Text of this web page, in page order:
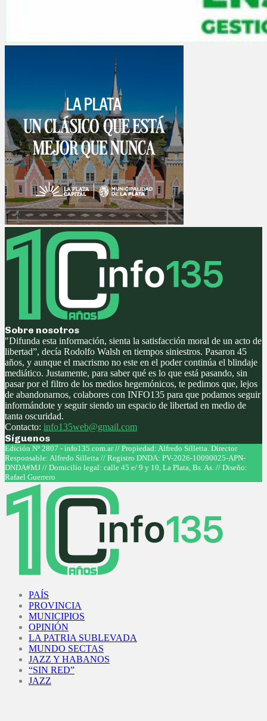
Sobre nosotros
"Difunda esta información, sienta la satisfacción moral de un acto de
libertad”, decía Rodolfo Walsh en tiempos siniestros. Pasaron 45
años, y aunque el macrismo no este en el poder continúa el blindaje
mediático. Justamente, para saber qué es lo que está pasando, sin
pasar por el filtro de los medios hegemónicos, te pedimos que, lejos
de abandonarnos, colabores con INFO135 para que podamos seguir
informándote y seguir siendo un espacio de libertad en medio de
tanta oscuridad.
Contacto: info135web@gmail.com
Síguenos
Facebook
Twitter
Instagram
Youtube
Edición Nº 2807 - info135.com.ar // Propiedad: Alfredo Silletta. Director
Responsable: Alfredo Silletta // Registro DNDA: PV-2026-10090025-APN-
DNDA#MJ // Domicilio legal: calle 45 e/ 9 y 10, La Plata, Bs. As. // Diseño:
Rafael Guerrero
PAÍS
PROVINCIA
MUNICIPIOS
OPINIÓN
LA PATRIA SUBLEVADA
MUNDO SECTAS
JAZZ Y HABANOS
“SIN RED”
JAZZ